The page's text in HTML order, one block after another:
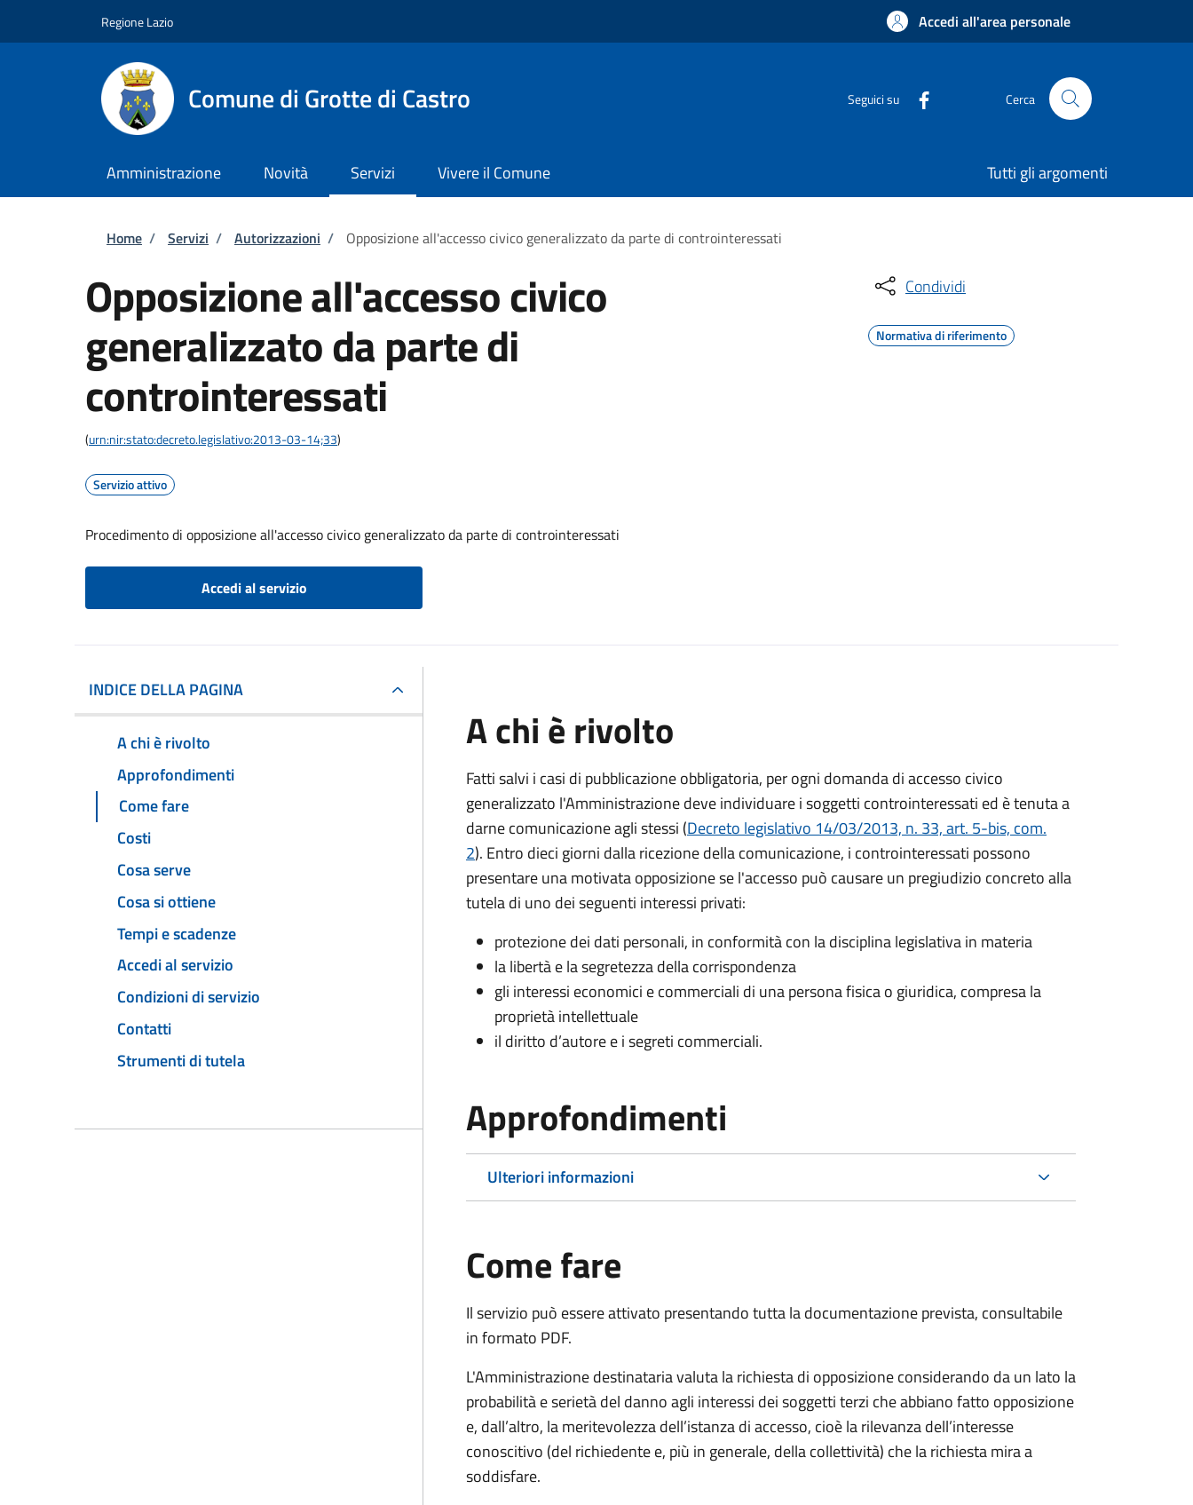
Regione Lazio Accedi all'area personale
Comune di Grotte di Castro Seguici su Cerca
Amministrazione Novità Servizi Vivere il Comune Tutti gli argomenti
Briciole di pane
Home / Servizi / Autorizzazioni / Opposizione all'accesso civico generalizzato da parte di controinteressati
Opposizione all'accesso civico
generalizzato da parte di
controinteressati
(urn:nir:stato:decreto.legislativo:2013-03-14;33)
Servizio attivo
Procedimento di opposizione all'accesso civico generalizzato da parte di controinteressati
Accedi al servizio
Condividi
Normativa di riferimento
INDICE DELLA PAGINA
A chi è rivolto
Approfondimenti
Come fare
Costi
Cosa serve
Cosa si ottiene
Tempi e scadenze
Accedi al servizio
Condizioni di servizio
Contatti
Strumenti di tutela
A chi è rivolto
Fatti salvi i casi di pubblicazione obbligatoria, per ogni domanda di accesso civico
generalizzato l'Amministrazione deve individuare i soggetti controinteressati ed è tenuta a
darne comunicazione agli stessi (Decreto legislativo 14/03/2013, n. 33, art. 5-bis, com.
2). Entro dieci giorni dalla ricezione della comunicazione, i controinteressati possono
presentare una motivata opposizione se l'accesso può causare un pregiudizio concreto alla
tutela di uno dei seguenti interessi privati:
protezione dei dati personali, in conformità con la disciplina legislativa in materia
la libertà e la segretezza della corrispondenza
gli interessi economici e commerciali di una persona fisica o giuridica, compresa la
proprietà intellettuale
il diritto d’autore e i segreti commerciali.
Approfondimenti
Ulteriori informazioni
Come fare
Il servizio può essere attivato presentando tutta la documentazione prevista, consultabile
in formato PDF.
L'Amministrazione destinataria valuta la richiesta di opposizione considerando da un lato la
probabilità e serietà del danno agli interessi dei soggetti terzi che abbiano fatto opposizione
e, dall’altro, la meritevolezza dell’istanza di accesso, cioè la rilevanza dell’interesse
conoscitivo (del richiedente e, più in generale, della collettività) che la richiesta mira a
soddisfare.